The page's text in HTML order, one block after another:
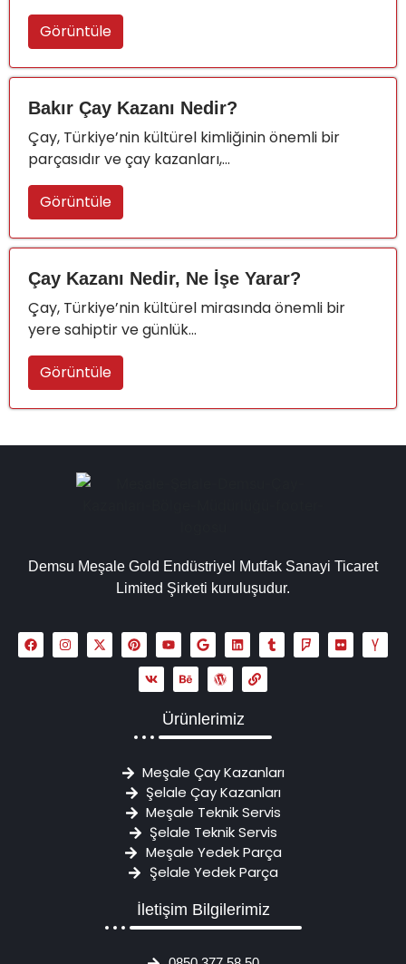
Görüntüle
Bakır Çay Kazanı Nedir?
Çay, Türkiye’nin kültürel kimliğinin önemli bir
parçasıdır ve çay kazanları,...
Görüntüle
Çay Kazanı Nedir, Ne İşe Yarar?
Çay, Türkiye’nin kültürel mirasında önemli bir
yere sahiptir ve günlük...
Görüntüle
Demsu Meşale Gold Endüstriyel Mutfak Sanayi Ticaret
Limited Şirketi kuruluşudur.
Ürünlerimiz
Meşale Çay Kazanları
Şelale Çay Kazanları
Meşale Teknik Servis
Şelale Teknik Servis
Meşale Yedek Parça
Şelale Yedek Parça
İletişim Bilgilerimiz